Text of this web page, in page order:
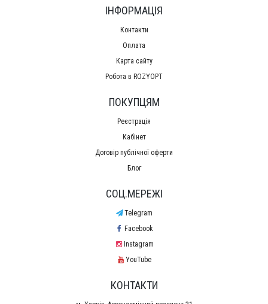
ІНФОРМАЦІЯ
Контакти
Оплата
Карта сайту
Робота в ROZYOPT
ПОКУПЦЯМ
Реєстрація
Кабінет
Договір публічної оферти
Блог
СОЦ.МЕРЕЖІ
Telegram
Facebook
Instagram
YouTube
КОНТАКТИ